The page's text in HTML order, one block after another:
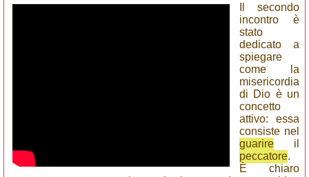
Il secondo
incontro è
stato
dedicato a
spiegare
come la
misericordia
di Dio è un
concetto
attivo: essa
consiste nel
guarire il
peccatore.
È chiaro